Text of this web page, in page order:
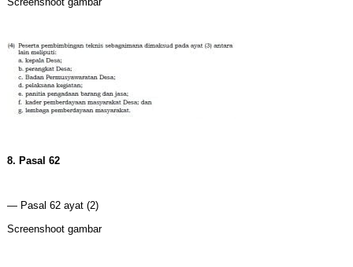
8. Pasal 62
— Pasal 62 ayat (2)
Screenshoot gambar